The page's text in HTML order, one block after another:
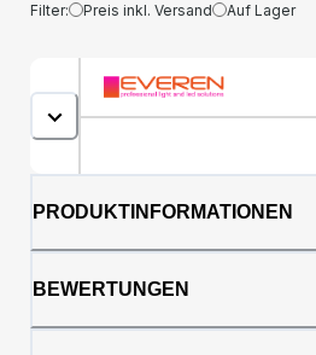
Filter: Preis inkl. Versand Auf Lager
PRODUKTINFORMATIONEN
BEWERTUNGEN